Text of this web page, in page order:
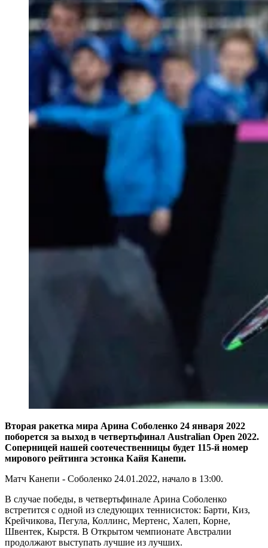
Вторая ракетка мира Арина Соболенко 24 января 2022
поборется за выход в четвертьфинал Australian Open 2022.
Соперницей нашей соотечественницы будет 115-й номер
мирового рейтинга эстонка Кайя Канепи.
Матч Канепи - Соболенко 24.01.2022, начало в 13:00.
В случае победы, в четвертьфинале Арина Соболенко
встретится с одной из следующих теннисисток: Барти, Киз,
Крейчикова, Пегула, Коллинс, Мертенс, Халеп, Корне,
Швентек, Кырстя. В Открытом чемпионате Австралии
продолжают выступать лучшие из лучших.